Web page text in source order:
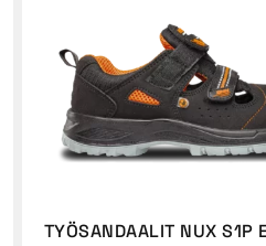
TYÖSANDAALIT NUX S1P